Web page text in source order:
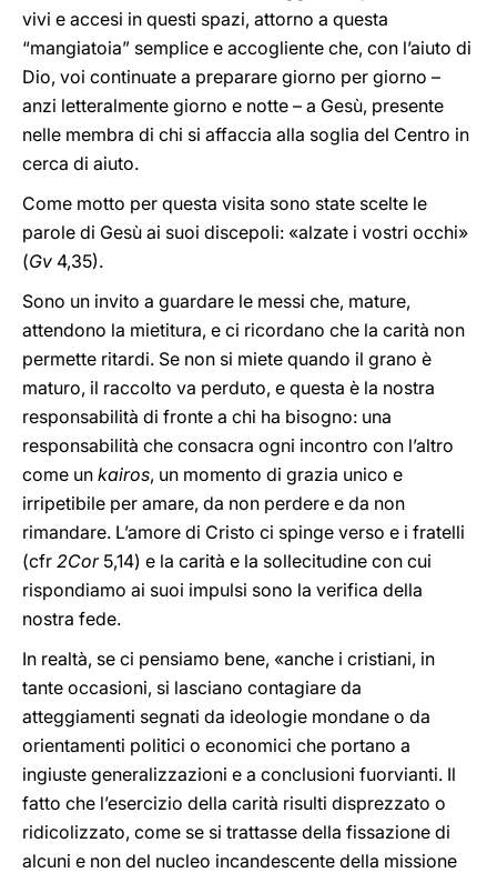
vivi e accesi in questi spazi, attorno a questa
“mangiatoia” semplice e accogliente che, con l’aiuto di
Dio, voi continuate a preparare giorno per giorno –
anzi letteralmente giorno e notte – a Gesù, presente
nelle membra di chi si affaccia alla soglia del Centro in
cerca di aiuto.
Come motto per questa visita sono state scelte le
parole di Gesù ai suoi discepoli: «alzate i vostri occhi»
(Gv 4,35).
Sono un invito a guardare le messi che, mature,
attendono la mietitura, e ci ricordano che la carità non
permette ritardi. Se non si miete quando il grano è
maturo, il raccolto va perduto, e questa è la nostra
responsabilità di fronte a chi ha bisogno: una
responsabilità che consacra ogni incontro con l’altro
come un kairos, un momento di grazia unico e
irripetibile per amare, da non perdere e da non
rimandare. L’amore di Cristo ci spinge verso e i fratelli
(cfr 2Cor5,14) e la carità e la sollecitudine con cui
rispondiamo ai suoi impulsi sono la verifica della
nostra fede.
In realtà, se ci pensiamo bene, «anche i cristiani, in
tante occasioni, si lasciano contagiare da
atteggiamenti segnati da ideologie mondane o da
orientamenti politici o economici che portano a
ingiuste generalizzazioni e a conclusioni fuorvianti. Il
fatto che l’esercizio della carità risulti disprezzato o
ridicolizzato, come se si trattasse della fissazione di
alcuni e non del nucleo incandescente della missione